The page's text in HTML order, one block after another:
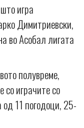
игра
Димитриевски,
во Асобал лигата
полувреме,
со играчите со
11 погодоци, 25-